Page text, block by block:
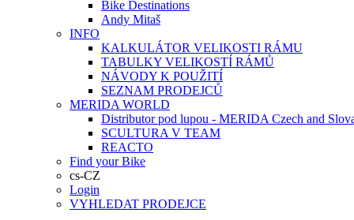
Bike Destinations
Andy Mitaš
INFO
KALKULÁTOR VELIKOSTI RÁMU
TABULKY VELIKOSTÍ RÁMŮ
NÁVODY K POUŽITÍ
SEZNAM PRODEJCŮ
MERIDA WORLD
Distributor pod lupou - MERIDA Czech and
SCULTURA V TEAM
REACTO
Find your Bike
cs-CZ
Login
VYHLEDAT PRODEJCE